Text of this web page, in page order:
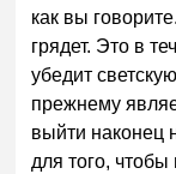
как вы
грядет. Это в
убедит
прежнему
выйти наконец
для того,